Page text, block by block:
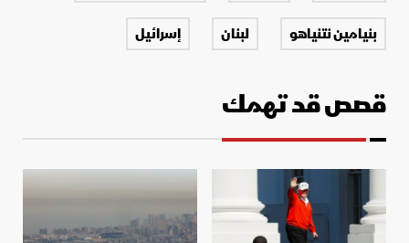
بنيامين نتنياهو
لبنان إسرائيل
قصص قد تهمك